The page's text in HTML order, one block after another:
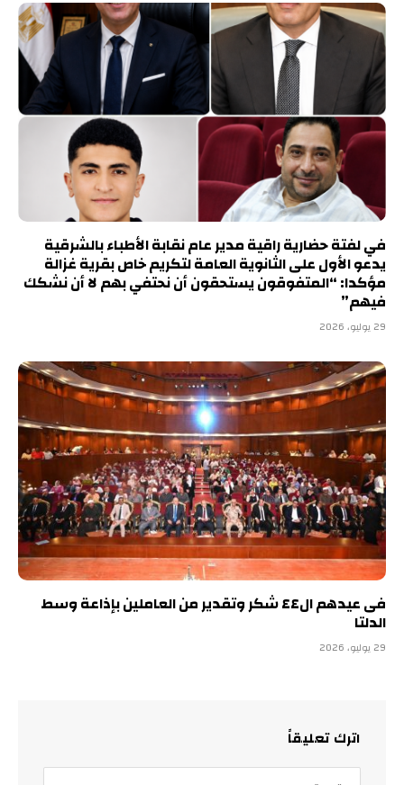
في لفتة حضارية راقية مدير عام نقابة الأطباء بالشرقية
يدعو الأول على الثانوية العامة لتكريم خاص بقرية غزالة
مؤكدا: “المتفوقون يستحقون أن نحتفي بهم لا أن نشكك
فيهم”
29 يوليو، 2026
فى عيدهم ال٤٤ شكر وتقدير من العاملين بإذاعة وسط
الدلتا
29 يوليو، 2026
اترك تعليقاً